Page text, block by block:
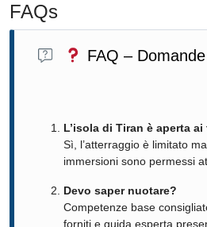
FAQs
FAQ –
L’isola di Tiran è aperta
Sì, l’atterraggio è limitato
immersioni sono permessi
Devo saper nuotare?
Competenze base
forniti e guida esperta